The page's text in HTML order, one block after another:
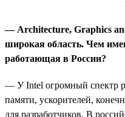
— Architecture, Graphics
широкая область. Чем
работающая в России?
— У Intel огромный спектр
памяти, ускорителей,
для разработчиков. В